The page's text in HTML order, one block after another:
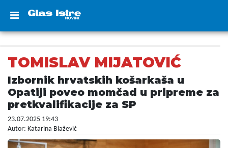
TOMISLAV MIJATOVIĆ
Izbornik hrvatskih košarkaša u
Opatiji poveo momčad u pripreme za
pretkvalifikacije za SP
23.07.2025 19:43
Autor: Katarina Blažević